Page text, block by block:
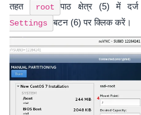
तहत
root पाठ क्षेत्र (5) में दर्ज
Settings
बटन (6) पर क्लिक करें।